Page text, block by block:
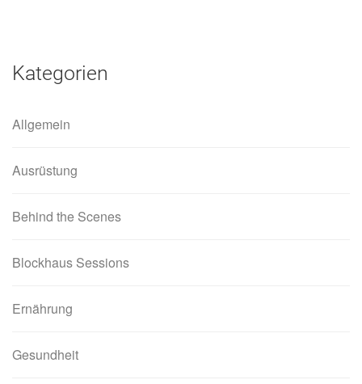
Kategorien
Allgemein
Ausrüstung
Behind the Scenes
Blockhaus Sessions
Ernährung
Gesundheit